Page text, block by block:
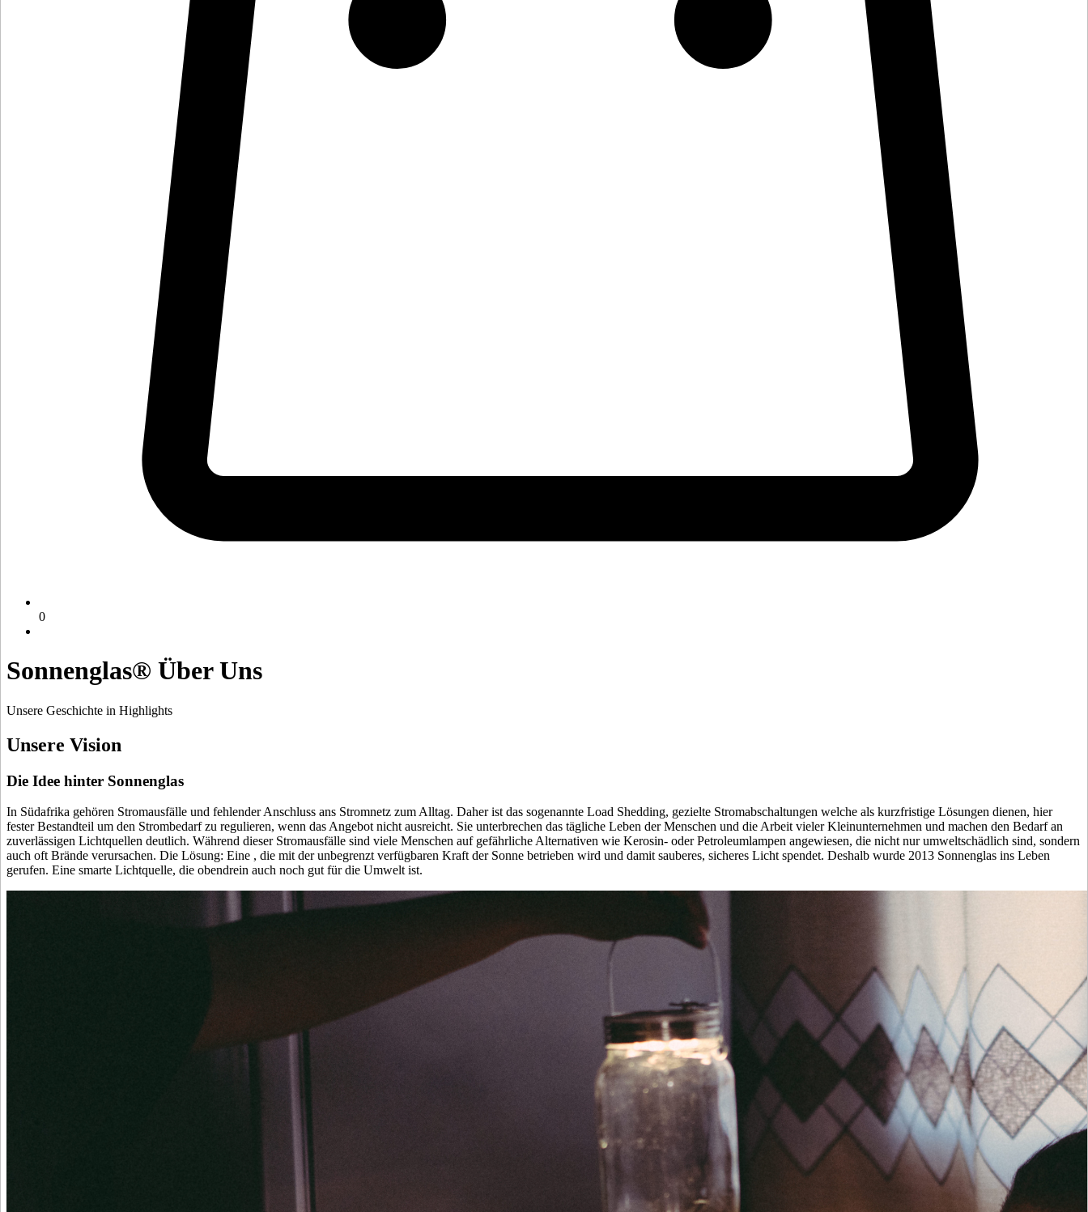
0
Sonnenglas® Über Uns
Unsere Geschichte in Highlights
Unsere Vision
Die Idee hinter Sonnenglas
In Südafrika gehören Stromausfälle und fehlender Anschluss ans Stromnetz zum Alltag. Daher ist das sogenannte Load Shedding, gezielte Stromabschaltungen welche als kurzfristige Lösungen dienen, hier
fester Bestandteil um den Strombedarf zu regulieren, wenn das Angebot nicht ausreicht. Sie unterbrechen das tägliche Leben der Menschen und die Arbeit vieler Kleinunternehmen und machen den Bedarf an
zuverlässigen Lichtquellen deutlich. Während dieser Stromausfälle sind viele Menschen auf gefährliche Alternativen wie Kerosin- oder Petroleumlampen angewiesen, die nicht nur umweltschädlich sind, sondern
auch oft Brände verursachen. Die Lösung: Eine , die mit der unbegrenzt verfügbaren Kraft der Sonne betrieben wird und damit sauberes, sicheres Licht spendet. Deshalb wurde 2013 Sonnenglas ins Leben
gerufen. Eine smarte Lichtquelle, die obendrein auch noch gut für die Umwelt ist.